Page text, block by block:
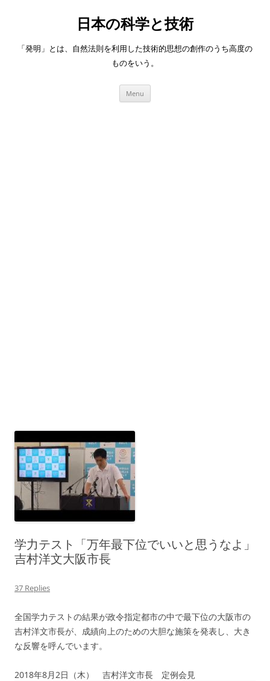
日本の科学と技術
「発明」とは、自然法則を利用した技術的思想の創作のうち高度の
ものをいう。
Menu
学力テスト「万年最下位でいいと思うなよ」
吉村洋文大阪市長
37 Replies
全国学力テストの結果が政令指定都市の中で最下位の大阪市の
吉村洋文市長が、成績向上のための大胆な施策を発表し、大き
な反響を呼んでいます。
2018年8月2日（木） 吉村洋文市長 定例会見